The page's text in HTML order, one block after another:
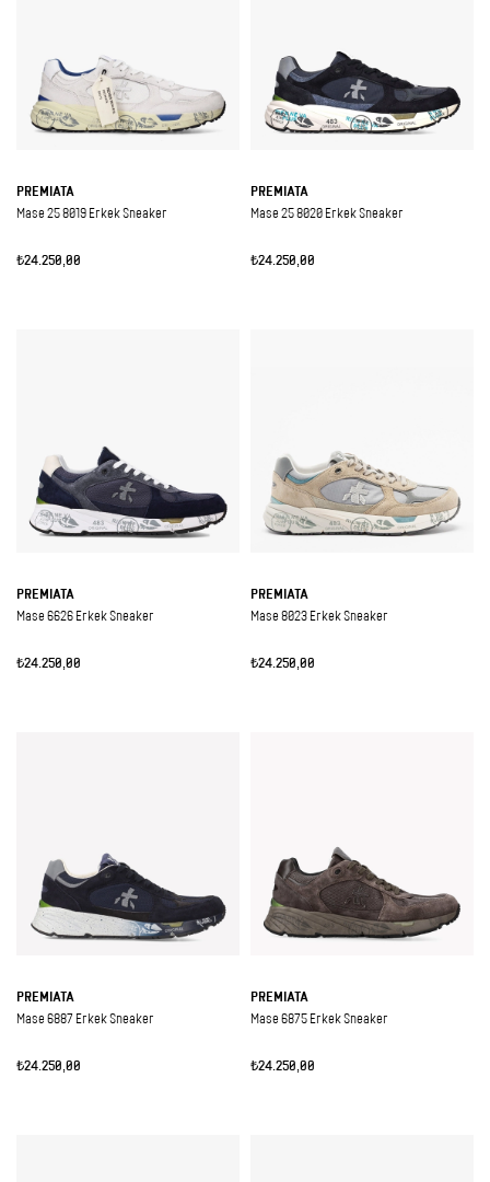
PREMIATA
Mase 25 8019 Erkek Sneaker
₺24.250,00
PREMIATA
Mase 25 8020 Erkek Sneaker
₺24.250,00
PREMIATA
Mase 6626 Erkek Sneaker
₺24.250,00
PREMIATA
Mase 8023 Erkek Sneaker
₺24.250,00
PREMIATA
Mase 6887 Erkek Sneaker
₺24.250,00
PREMIATA
Mase 6875 Erkek Sneaker
₺24.250,00